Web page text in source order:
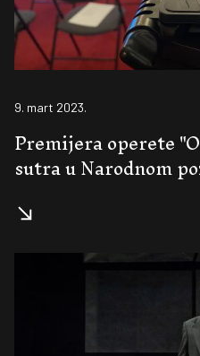
9. mart 2023.
Premijera operete
sutra u Narodnom